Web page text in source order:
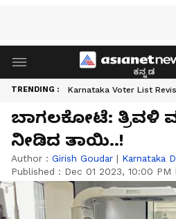
ಕನ್ನಡ
TRENDING : Karnataka Voter List
ಬಾಗಲಕೋಟೆ: ತ್ರಿವಳಿ
ನೀಡಿದ ತಾಯಿ..!
Author : Girish Goudar | Karnataka
Published : Dec 01 2023, 10:00 PM